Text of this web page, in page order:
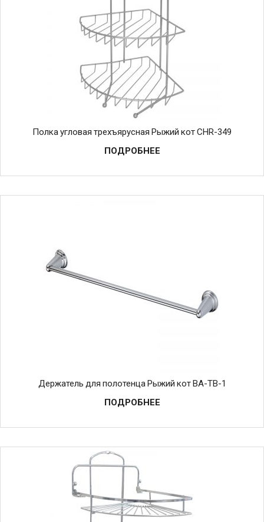
Полка угловая трехъярусная Рыжий кот CHR-349
ПОДРОБНЕЕ
Держатель для полотенца Рыжий кот BA-TB-1
ПОДРОБНЕЕ